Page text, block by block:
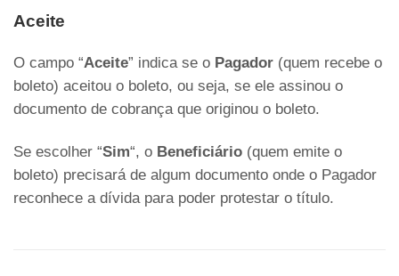
Aceite
O campo “Aceite” indica se o Pagador (quem recebe o
boleto) aceitou o boleto, ou seja, se ele assinou o
documento de cobrança que originou o boleto.
Se escolher “Sim“, o Beneficiário (quem emite o
boleto) precisará de algum documento onde o Pagador
reconhece a dívida para poder protestar o título.